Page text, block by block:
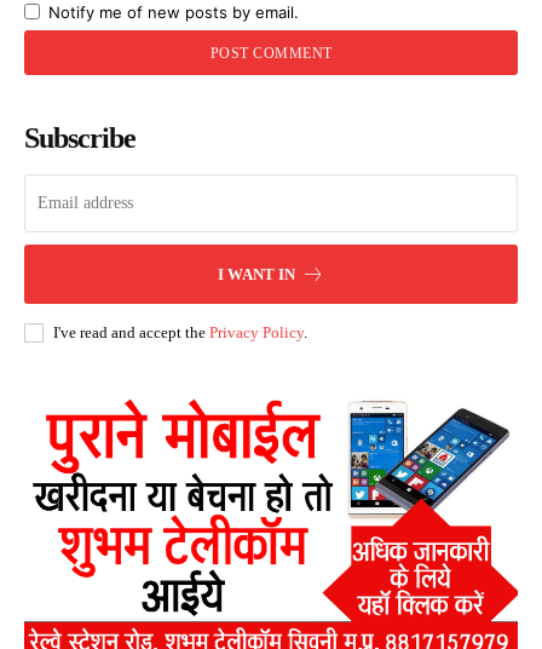
Notify me of new posts by email.
Subscribe
I WANT IN
I've read and accept the Privacy Policy.